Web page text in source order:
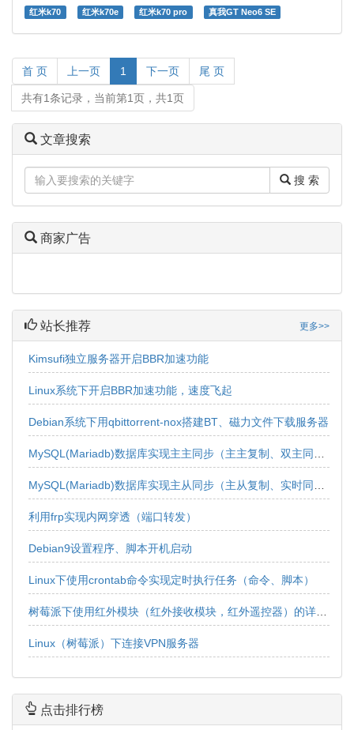
红米k70 红米k70e 红米k70 pro 真我GT Neo6 SE
首 页 上一页 1 下一页 尾 页
共有1条记录，当前第1页，共1页
文章搜索
搜 索
商家广告
站长推荐 更多>>
Kimsufi独立服务器开启BBR加速功能
Linux系统下开启BBR加速功能，速度飞起
Debian系统下用qbittorrent-nox搭建BT、磁力文件下载服务器
利用frp实现内网穿透（端口转发）
Debian9设置程序、脚本开机启动
Linux下使用crontab命令实现定时执行任务（命令、脚本）
Linux（树莓派）下连接VPN服务器
点击排行榜